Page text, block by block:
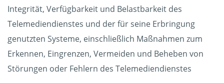
Integrität, Verfügbarkeit und Belastbarkeit des
Telemediendienstes und der für seine Erbringung
genutzten Systeme, einschließlich Maßnahmen zum
Erkennen, Eingrenzen, Vermeiden und Beheben von
Störungen oder Fehlern des Telemediendienstes